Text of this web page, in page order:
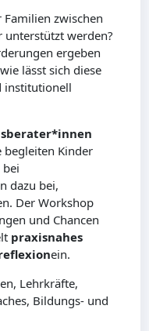
zwischen
unterstützt werden?
ergeben
lässt sich diese
institutionell
begleiten Kinder
dazu bei,
Der Workshop
und Chancen
praxisnahes
ein.
Lehrkräfte,
Bildungs- und